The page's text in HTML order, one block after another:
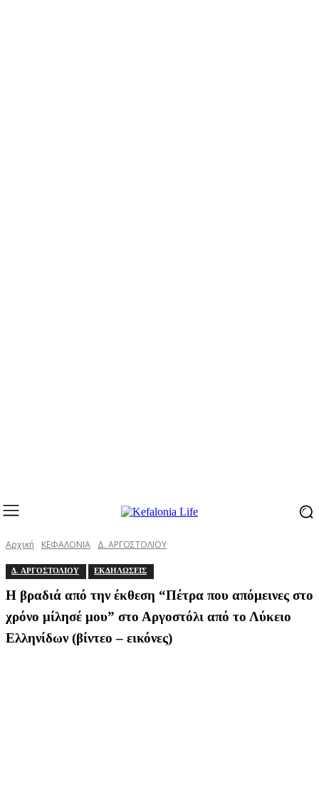
Αρχική ΚΕΦΑΛΟΝΙΑ Δ. ΑΡΓΟΣΤΟΛΙΟΥ
Δ. ΑΡΓΟΣΤΟΛΙΟΥ ΕΚΔΗΛΩΣΕΙΣ
Η βραδιά από την έκθεση “Πέτρα που απόμεινες στο
χρόνο μίλησέ μου” στο Αργοστόλι από το Λύκειο
Ελληνίδων (βίντεο – εικόνες)